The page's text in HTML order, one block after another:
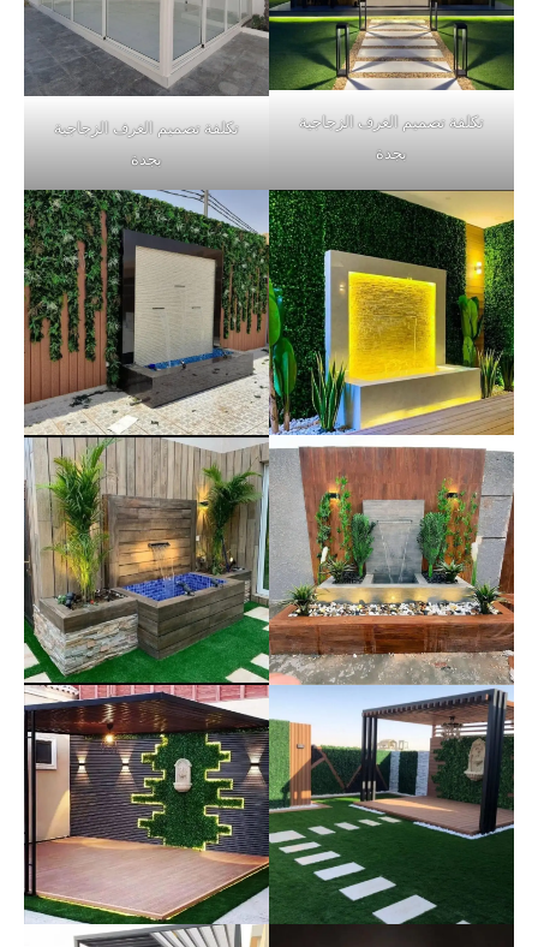
تكلفة تصميم الغرف الزجاجية
بجدة
تكلفة تصميم الغرف الزجاجية
بجدة